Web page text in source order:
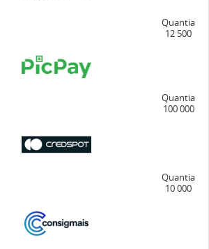
Quantia
12 500
Quantia
100 000
Quantia
10 000